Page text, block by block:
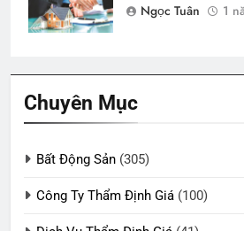
Ngọc Tuân
1
Chuyên Mục
Bất Động Sản (305)
Công Ty Thẩm Định Giá (100)